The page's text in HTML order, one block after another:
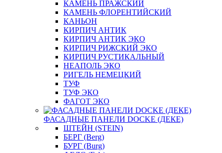
КАМЕНЬ ПРАЖСКИЙ
КАМЕНЬ ФЛОРЕНТИЙСКИЙ
КАНЬОН
КИРПИЧ АНТИК
КИРПИЧ АНТИК ЭКО
КИРПИЧ РИЖСКИЙ ЭКО
КИРПИЧ РУСТИКАЛЬНЫЙ
НЕАПОЛЬ ЭКО
РИГЕЛЬ НЕМЕЦКИЙ
ТУФ
ТУФ ЭКО
ФАГОТ ЭКО
ФАСАДНЫЕ ПАНЕЛИ DOCKE (ДЕКЕ)
ШТЕЙН (STEIN)
БЕРГ (Berg)
БУРГ (Burg)